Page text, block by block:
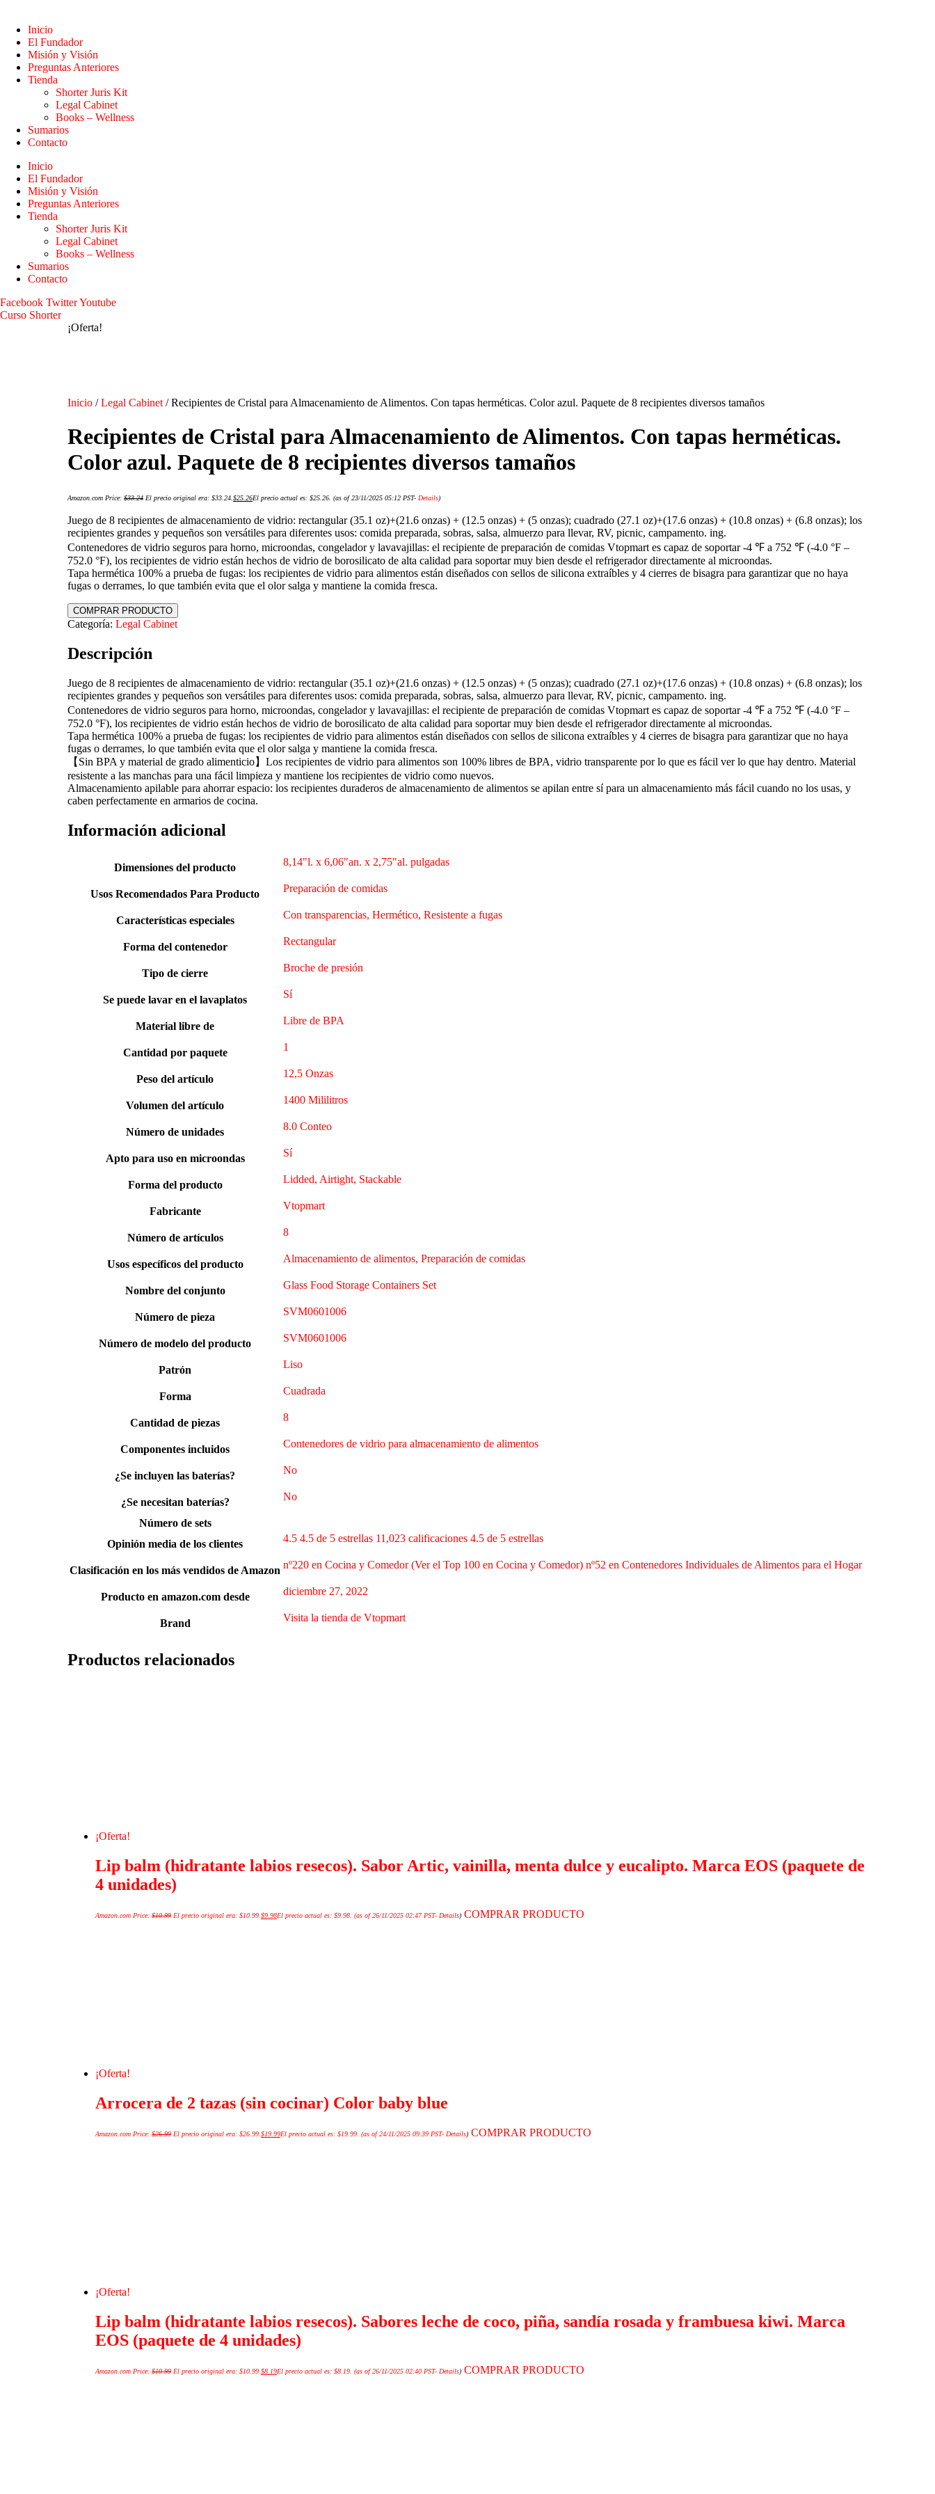
Inicio
El Fundador
Misión y Visión
Preguntas Anteriores
Tienda
Shorter Juris Kit
Legal Cabinet
Books – Wellness
Sumarios
Contacto
Inicio
El Fundador
Misión y Visión
Preguntas Anteriores
Tienda
Shorter Juris Kit
Legal Cabinet
Books – Wellness
Sumarios
Contacto
Facebook TwitterYoutube
Curso Shorter
¡Oferta!
Inicio /Legal Cabinet / Recipientes de Cristal para Almacenamiento de Alimentos. Con tapas herméticas. Color azul. Paquete de 8 recipientes diversos tamaños
Recipientes de Cristal para Almacenamiento de Alimentos. Con tapas herméticas.
Color azul. Paquete de 8 recipientes diversos tamaños
Amazon.com Price: $33.24 El precio original era: $33.24. $25.26El precio actual es: $25.26. (as of 23/11/2025 05:12 PST- Details)
Juego de 8 recipientes de almacenamiento de vidrio: rectangular (35.1 oz)+(21.6 onzas) + (12.5 onzas) + (5 onzas); cuadrado (27.1 oz)+(17.6 onzas) + (10.8 onzas) + (6.8 onzas); los
recipientes grandes y pequeños son versátiles para diferentes usos: comida preparada, sobras, salsa, almuerzo para llevar, RV, picnic, campamento. ing.
Contenedores de vidrio seguros para horno, microondas, congelador y lavavajillas: el recipiente de preparación de comidas Vtopmart es capaz de soportar -4 ℉ a 752 ℉ (-4.0 °F –
752.0 °F), los recipientes de vidrio están hechos de vidrio de borosilicato de alta calidad para soportar muy bien desde el refrigerador directamente al microondas.
Tapa hermética 100% a prueba de fugas: los recipientes de vidrio para alimentos están diseñados con sellos de silicona extraíbles y 4 cierres de bisagra para garantizar que no haya
fugas o derrames, lo que también evita que el olor salga y mantiene la comida fresca.
COMPRAR PRODUCTO
Categoría: Legal Cabinet
Descripción
Juego de 8 recipientes de almacenamiento de vidrio: rectangular (35.1 oz)+(21.6 onzas) + (12.5 onzas) + (5 onzas); cuadrado (27.1 oz)+(17.6 onzas) + (10.8 onzas) + (6.8 onzas); los
recipientes grandes y pequeños son versátiles para diferentes usos: comida preparada, sobras, salsa, almuerzo para llevar, RV, picnic, campamento. ing.
Contenedores de vidrio seguros para horno, microondas, congelador y lavavajillas: el recipiente de preparación de comidas Vtopmart es capaz de soportar -4 ℉ a 752 ℉ (-4.0 °F –
752.0 °F), los recipientes de vidrio están hechos de vidrio de borosilicato de alta calidad para soportar muy bien desde el refrigerador directamente al microondas.
Tapa hermética 100% a prueba de fugas: los recipientes de vidrio para alimentos están diseñados con sellos de silicona extraíbles y 4 cierres de bisagra para garantizar que no haya
fugas o derrames, lo que también evita que el olor salga y mantiene la comida fresca.
【Sin BPA y material de grado alimenticio】Los recipientes de vidrio para alimentos son 100% libres de BPA, vidrio transparente por lo que es fácil ver lo que hay dentro. Material
resistente a las manchas para una fácil limpieza y mantiene los recipientes de vidrio como nuevos.
Almacenamiento apilable para ahorrar espacio: los recipientes duraderos de almacenamiento de alimentos se apilan entre sí para un almacenamiento más fácil cuando no los usas, y
caben perfectamente en armarios de cocina.
Información adicional
Dimensiones del producto ‎8,14"l. x 6,06"an. x 2,75"al. pulgadas
Usos Recomendados Para Producto ‎Preparación de comidas
Características especiales ‎Con transparencias, Hermético, Resistente a fugas
Forma del contenedor Rectangular
Tipo de cierre ‎Broche de presión
Se puede lavar en el lavaplatos Sí
Material libre de ‎Libre de BPA
Cantidad por paquete ‎1
Peso del artículo ‎12,5 Onzas
Volumen del artículo ‎1400 Mililitros
Número de unidades ‎8.0 Conteo
Apto para uso en microondas Sí
Forma del producto ‎Lidded, Airtight, Stackable
Fabricante ‎Vtopmart
Número de artículos ‎8
Usos específicos del producto ‎Almacenamiento de alimentos, Preparación de comidas
Nombre del conjunto ‎Glass Food Storage Containers Set
Número de pieza ‎SVM0601006
Número de modelo del producto ‎SVM0601006
Patrón ‎Liso
Forma ‎Cuadrada
Cantidad de piezas ‎8
Componentes incluidos ‎Contenedores de vidrio para almacenamiento de alimentos
¿Se incluyen las baterías? ‎No
¿Se necesitan baterías? ‎No
Número de sets
Opinión media de los clientes
4.5 4.5 de 5 estrellas 11,023 calificaciones 4.5 de 5 estrellas
Clasificación en los más vendidos de Amazon nº220 en Cocina y Comedor (Ver el Top 100 en Cocina y Comedor) nº52 en Contenedores Individuales de Alimentos para el Hogar
Producto en amazon.com desde diciembre 27, 2022
Brand Visita la tienda de Vtopmart
Productos relacionados
¡Oferta!
Lip balm (hidratante labios resecos). Sabor Artic, vainilla, menta dulce y eucalipto. Marca EOS (paquete de
4 unidades)
Amazon.com Price: $10.99 El precio original era: $10.99. $9.98El precio actual es: $9.98. (as of 26/11/2025 02:47 PST- Details) COMPRAR PRODUCTO
¡Oferta!
Arrocera de 2 tazas (sin cocinar) Color baby blue
Amazon.com Price: $26.99 El precio original era: $26.99. $19.99El precio actual es: $19.99. (as of 24/11/2025 09:39 PST- Details) COMPRAR PRODUCTO
¡Oferta!
Lip balm (hidratante labios resecos). Sabores leche de coco, piña, sandía rosada y frambuesa kiwi. Marca
EOS (paquete de 4 unidades)
Amazon.com Price: $10.99 El precio original era: $10.99. $8.19El precio actual es: $8.19. (as of 26/11/2025 02:40 PST- Details) COMPRAR PRODUCTO